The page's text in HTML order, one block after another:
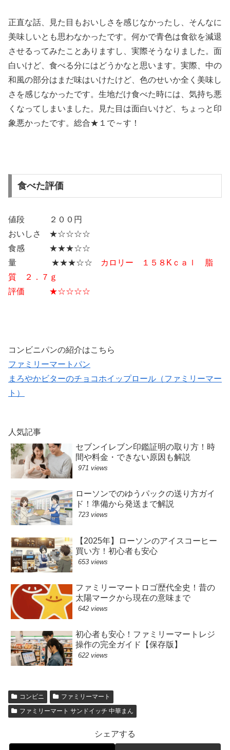
正直な話、見た目もおいしさを感じなかったし、そんなに
美味しいとも思わなかったです。何かで青色は食欲を減退
させるってみたことありますし、実際そうなりました。面
白いけど、食べる分にはどうかなと思います。実際、中の
和風の部分はまだ味はいけたけど、色のせいか全く美味し
さを感じなかったです。生地だけ食べた時には、気持ち悪
くなってしまいました。見た目は面白いけど、ちょっと印
象悪かったです。総合★１で～す！
食べた評価
値段 ２００円
おいしさ ★☆☆☆☆
食感 ★★★☆☆
量 ★★★☆☆
カロリー １５８Kｃａｌ 脂
質 ２．７ｇ
評価 ★☆☆☆☆
コンビニパンの紹介はこちら
ファミリーマートパン
まろやかビターのチョコホイップロール（ファミリーマー
ト）
人気記事
セブンイレブン印鑑証明の取り方！時
間や料金・できない原因も解説
971 views
ローソンでのゆうパックの送り方ガイ
ド！準備から発送まで解説
723 views
【2025年】ローソンのアイスコーヒー
買い方！初心者も安心
653 views
ファミリーマートロゴ歴代全史！昔の
太陽マークから現在の意味まで
642 views
初心者も安心！ファミリーマートレジ
操作の完全ガイド【保存版】
622 views
コンビニ
ファミリーマート
ファミリーマート サンドイッチ 中華まん
シェアする